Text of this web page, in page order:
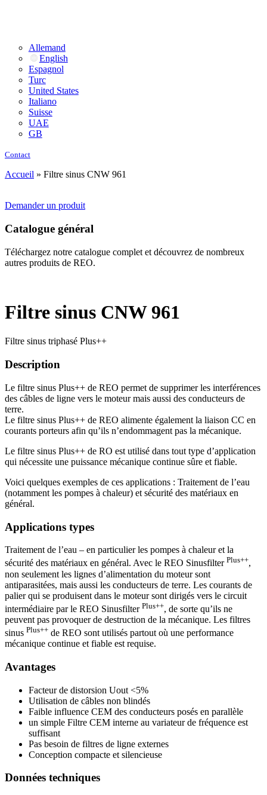
Allemand
English
Espagnol
Turc
United States
Italiano
Suisse
UAE
GB
Contact
Accueil » Filtre sinus CNW 961
Demander un produit
Catalogue général
Téléchargez notre catalogue complet et découvrez de nombreux
autres produits de REO.
Filtre sinus CNW 961
Filtre sinus triphasé Plus++
Description
Le filtre sinus Plus++ de REO permet de supprimer les interférences
des câbles de ligne vers le moteur mais aussi des conducteurs de
terre.
Le filtre sinus Plus++ de REO alimente également la liaison CC en
courants porteurs afin qu’ils n’endommagent pas la mécanique.
Le filtre sinus Plus++ de RO est utilisé dans tout type d’application
qui nécessite une puissance mécanique continue sûre et fiable.
Voici quelques exemples de ces applications : Traitement de l’eau
(notamment les pompes à chaleur) et sécurité des matériaux en
général.
Applications types
Traitement de l’eau – en particulier les pompes à chaleur et la
sécurité des matériaux en général. Avec le REO Sinusfilter Plus++,
non seulement les lignes d’alimentation du moteur sont
antiparasitées, mais aussi les conducteurs de terre. Les courants de
palier qui se produisent dans le moteur sont dirigés vers le circuit
intermédiaire par le REO Sinusfilter Plus++, de sorte qu’ils ne
peuvent pas provoquer de destruction de la mécanique. Les filtres
sinus Plus++ de REO sont utilisés partout où une performance
mécanique continue et fiable est requise.
Avantages
Facteur de distorsion Uout <5%
Utilisation de câbles non blindés
Faible influence CEM des conducteurs posés en parallèle
un simple Filtre CEM interne au variateur de fréquence est
suffisant
Pas besoin de filtres de ligne externes
Conception compacte et silencieuse
Données techniques